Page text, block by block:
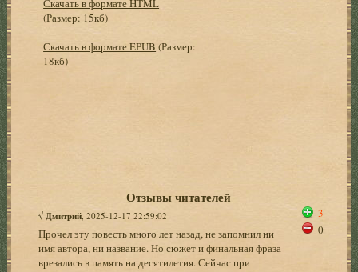
Скачать в формате HTML
(Размер: 15кб)
Скачать в формате EPUB (Размер:
18кб)
Отзывы читателей
√ Дмитрий , 2025-12-17 22:59:02
Прочел эту повесть много лет назад, не запомнил ни
имя автора, ни название. Но сюжет и финальная фраза
врезались в память на десятилетия. Сейчас при
3
0